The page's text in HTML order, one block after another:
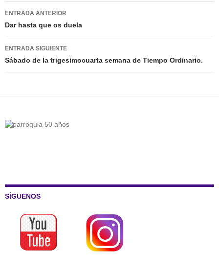
Navegación
de
entradas
ENTRADA ANTERIOR
Dar hasta que os duela
ENTRADA SIGUIENTE
Sábado de la trigesimocuarta semana de Tiempo Ordinario.
SÍGUENOS